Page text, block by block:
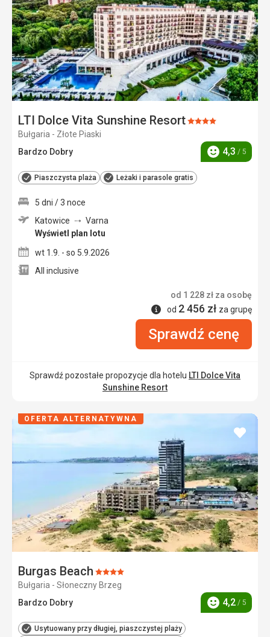
LTI Dolce Vita Sunshine ResortOcena:
Bułgaria - Złote Piaski
Bardzo Dobry
Ocena
4,3 / 5
Piaszczysta plaża Leżaki i parasole gratis
5 dni / 3 noce
Katowice
Varna
Wyświetl plan lotu
wt 1.9. - so 5.9.2026
All inclusive
od 1 228 zł za osobę
Informacje
od 2 456 zł za grupę
Sprawdź cenę
Sprawdź pozostałe propozycje dla hotelu LTI Dolce Vita
Sunshine Resort
Burgas Beach Ocena:
4/5
Bułgaria - Słoneczny Brzeg
Bardzo Dobry
Ocena
4,2 / 5
Usytuowany przy długiej, piaszczystej plaży
dodaj
OFERTA ALTERNATYWNA